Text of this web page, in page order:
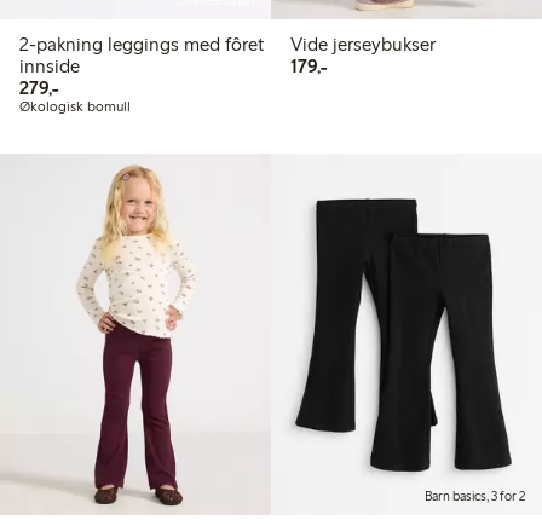
2-pakning leggings med fôret
innside
279,-279,00 kr
Økologisk bomull
Vide jerseybukser
179,-179,00 kr
Barn basics, 3 for 2